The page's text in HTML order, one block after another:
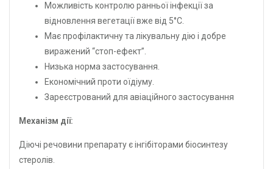
Можливість контролю ранньої інфекції за
відновлення вегетації вже від 5°С.
Має профілактичну та лікувальну дію і добре
виражений “стоп-ефект”.
Низька норма застосування.
Економічний проти оїдіуму.
Зареєстрований для авіаційного застосування
Механізм дії:
Діючі речовини препарату є інгібіторами біосинтезу
стеролів.